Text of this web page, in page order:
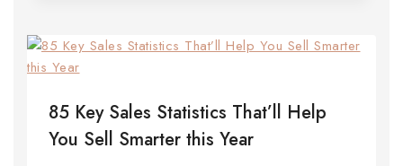
85 Key Sales Statistics That’ll Help
You Sell Smarter this Year